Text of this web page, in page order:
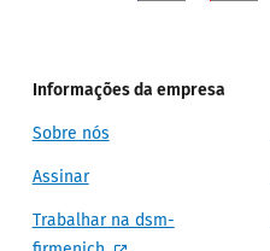
Informações da empresa
Sobre nós
Assinar
Trabalhar na dsm-